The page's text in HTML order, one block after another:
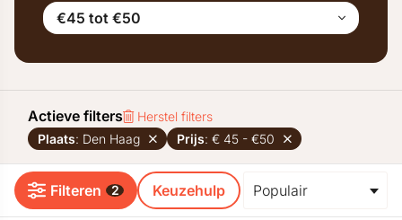
€45 tot €50
Actieve filters
Herstel filters
Plaats: Den Haag Prijs: € 45 - €50
Filteren 2 Keuzehulp